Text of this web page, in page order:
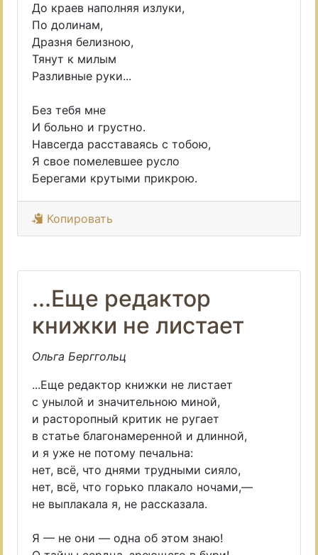
До краев наполняя излуки,
По долинам,
Дразня белизною,
Тянут к милым
Разливные руки...
Без тебя мне
И больно и грустно.
Навсегда расставаясь с тобою,
Я свое помелевшее русло
Берегами крутыми прикрою.
Копировать
...Еще редактор
книжки не листает
Ольга Берггольц
...Еще редактор книжки не листает
с унылой и значительною миной,
и расторопный критик не ругает
в статье благонамеренной и длинной,
и я уже не потому печальна:
нет, всё, что днями трудными сияло,
нет, всё, что горько плакало ночами,—
не выплакала я, не рассказала.
Я — не они — одна об этом знаю!